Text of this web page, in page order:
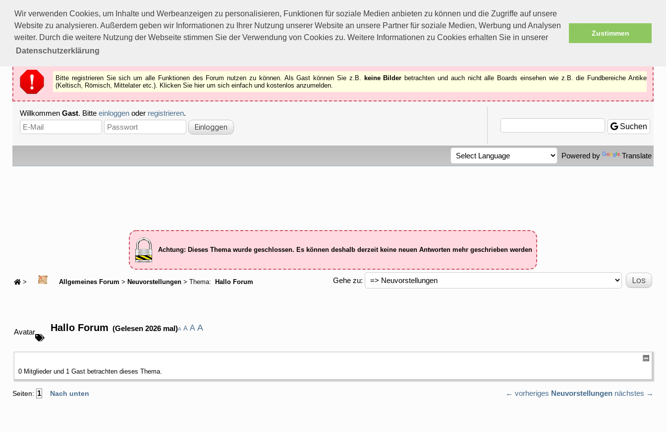
Wir verwenden Cookies, um Inhalte und Werbeanzeigen zu personalisieren, Funktionen für soziale Medien anbieten zu können und die Zugriffe auf unsere
Website zu analysieren. Außerdem geben wir Informationen zu Ihrer Nutzung unserer Website an unsere Partner für soziale Medien, Werbung und Analysen
weiter. Durch die weitere Nutzung der Webseite stimmen Sie der Verwendung von Cookies zu. Weitere Informationen zu Cookies erhalten Sie in unserer
Datenschutzerklärung
Zustimmen
Bitte registrieren Sie sich um alle Funktionen des Forums nutzen zu können.
Als Gast können Sie z.B.keine Bilderbetrachten.
Registrieren
Schliessen
Bitte registrieren Sie sich um alle Funktionen des Forum nutzen zu können. Als Gast können Sie z.B. keine Bilder betrachten und auch nicht alle Boards einsehen wie z.B. die Fundbereiche Antike
(Keltisch, Römisch, Mittelater etc.). Klicken Sie hier um sich einfach und kostenlos anzumelden.
Willkommen Gast. Bitte einloggen oder registrieren.
Suchen
Powered by Translate
Achtung: Dieses Thema wurde geschlossen. Es können deshalb derzeit keine neuen Antworten mehr geschrieben werden
> Allgemeines Forum > Neuvorstellungen > Thema: Hallo Forum Gehe zu:
Avatar Hallo Forum (Gelesen 2026 mal)A A A A
0 Mitglieder und 1 Gast betrachten dieses Thema.
Seiten: 1 Nach unten ← vorheriges Neuvorstellungen nächstes →